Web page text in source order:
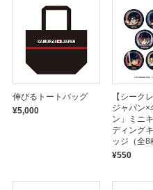
伸びるトートバッグ
¥5,000
【シーク
ジャパン×
ン」ミニ
ディング
ッジ（全8
¥550